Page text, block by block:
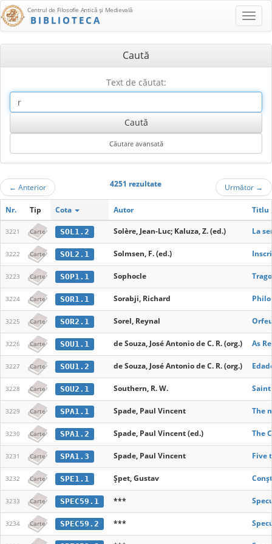
Centrul de Filosofie Antică şi Medievală
BIBLIOTECA
Caută
Text de căutat:
← Anterior 4251 rezultate Următor →
Nr. Tip Cota Autor Titlu
3221 Carte SOL1.2 Solère, Jean-Luc; Kaluza, Z. (ed.) La
3222 Carte SOL2.1 Solmsen, F. (ed.)
3223 Carte SOP1.1 Sophocle
3224 Carte SOR1.1 Sorabji, Richard
3225 Carte SOR2.1 Sorel, Reynal
3226 Carte SOU1.1 de Souza, José Antonio de C. R. (org.) As
3227 Carte SOU1.2 de Souza, José Antonio de C. R. (org.)
3228 Carte SOU2.1 Southern, R. W.
3229 Carte SPA1.1 Spade, Paul Vincent The
3230 Carte SPA1.2 Spade, Paul Vincent (ed.) The
3231 Carte SPA1.3 Spade, Paul Vincent Five
3232 Carte SPE1.1 Șpet, Gustav
3233 Carte SPEC59.1 ***
3234 Carte SPEC59.2 ***